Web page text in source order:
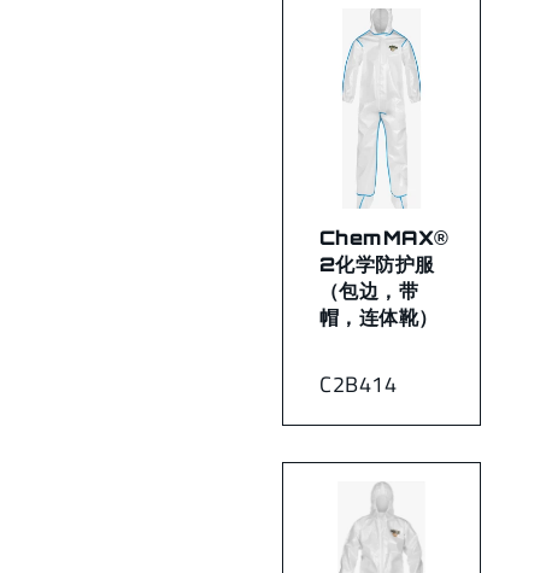
C2B414
ChemMAX®
2化学防护服
（包边，带
帽，连体靴）